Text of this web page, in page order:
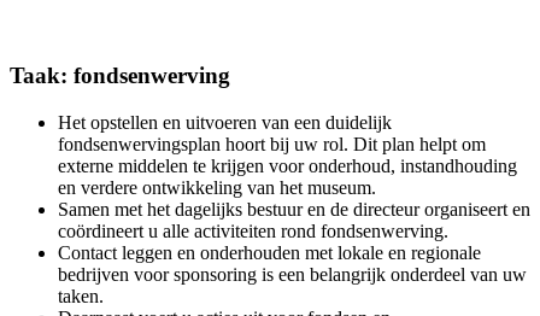
Taak: fondsenwerving
Het opstellen en uitvoeren van een duidelijk
fondsenwervingsplan hoort bij uw rol. Dit plan helpt om
externe middelen te krijgen voor onderhoud, instandhouding
en verdere ontwikkeling van het museum.
Samen met het dagelijks bestuur en de directeur organiseert en
coördineert u alle activiteiten rond fondsenwerving.
Contact leggen en onderhouden met lokale en regionale
bedrijven voor sponsoring is een belangrijk onderdeel van uw
taken.